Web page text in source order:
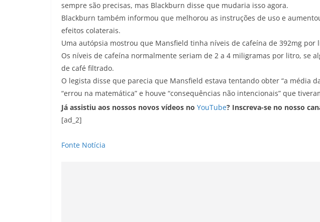
sempre são precisas, mas Blackburn disse que mudaria isso agora.
Blackburn também informou que melhorou as instruções de uso e
efeitos colaterais.
Uma autópsia mostrou que Mansfield tinha níveis de cafeína de 392mg por
Os níveis de cafeína normalmente seriam de 2 a 4 miligramas por litro, se
de café filtrado.
O legista disse que parecia que Mansfield estava tentando obter “a média
“errou na matemática” e houve “consequências não intencionais” que
Já assistiu aos nossos novos vídeos no YouTube? Inscreva-se no nosso
[ad_2]
Fonte Notícia